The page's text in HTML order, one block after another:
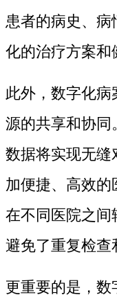
患者的病史、
化的治疗方案和
此外，数字化
源的共享和协同
数据将实现无缝
加便捷、高效的
在不同医院之间
避免了重复检查
更重要的是，